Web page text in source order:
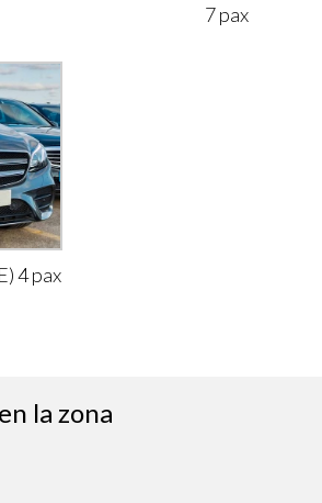
7 pax
4 pax
la zona